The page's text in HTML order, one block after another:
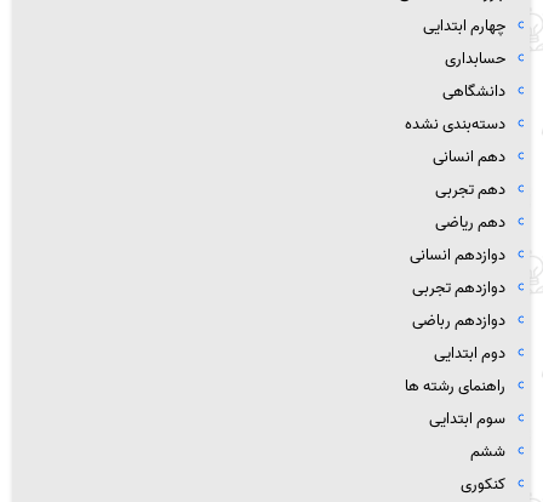
چهارم ابتدایی
حسابداری
دانشگاهی
دسته‌بندی نشده
دهم انسانی
دهم تجربی
دهم ریاضی
دوازدهم انسانی
دوازدهم تجربی
دوازدهم رباضی
دوم ابتدایی
راهنمای رشته ها
سوم ابتدایی
ششم
کنکوری